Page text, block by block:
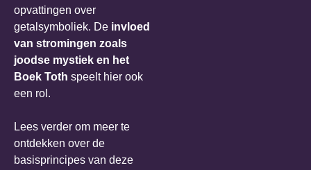
opvattingen over
getalsymboliek. De invloed
van stromingen zoals
joodse mystiek en het
Boek Toth speelt hier ook
een rol.
Lees verder om meer te
ontdekken over de
basisprincipes van deze